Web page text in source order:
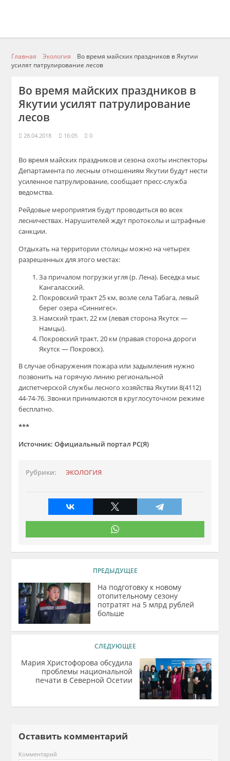
Главная Экология
Во время майских праздников в Якутии
усилят патрулирование лесов
Во время майских праздников в
Якутии усилят патрулирование
лесов
28.04.2018 16:05 0
Во время майских праздников и сезона охоты инспекторы
Департамента по лесным отношениям Якутии будут нести
усиленное патрулирование, сообщает пресс-служба
ведомства.
Рейдовые мероприятия будут проводиться во всех
лесничествах. Нарушителей ждут протоколы и штрафные
санкции.
Отдыхать на территории столицы можно на четырех
разрешенных для этого местах:
За причалом погрузки угля (р. Лена). Беседка мыс
Кангаласский.
Покровский тракт 25 км, возле села Табага, левый
берег озера «Синнигес».
Намский тракт, 22 км (левая сторона Якутск —
Намцы).
Покровский тракт, 20 км (правая сторона дороги
Якутск — Покровск).
В случае обнаружения пожара или задымления нужно
позвонить на горячую линию региональной
диспетчерской службы лесного хозяйства Якутии 8(4112)
44-74-76. Звонки принимаются в круглосуточном режиме
бесплатно.
***
Источник: Официальный портал РС(Я)
Рубрики: ЭКОЛОГИЯ
ПРЕДЫДУЩЕЕ
На подготовку к новому
отопительному сезону
потратят на 5 млрд рублей
больше
СЛЕДУЮЩЕЕ
Мария Христофорова обсудила
проблемы национальной
печати в Северной Осетии
Оставить комментарий
Комментарий